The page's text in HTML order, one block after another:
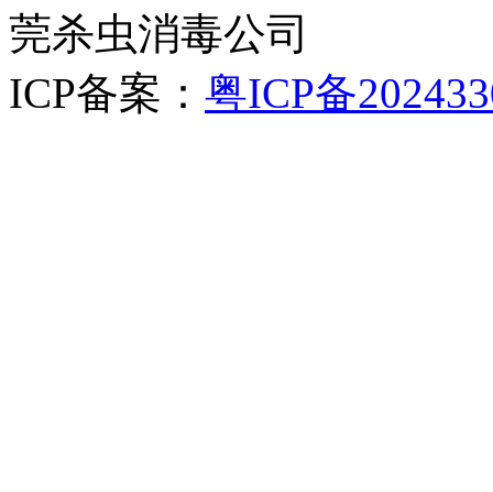
莞杀虫消毒公司
ICP备案： 粤ICP备